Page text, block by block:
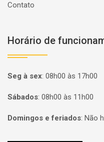
Contato
Horário de
Seg à sex: 08h00 às 17h00
Sábados: 08h00 às 11h00
Domingos e feriados: Não